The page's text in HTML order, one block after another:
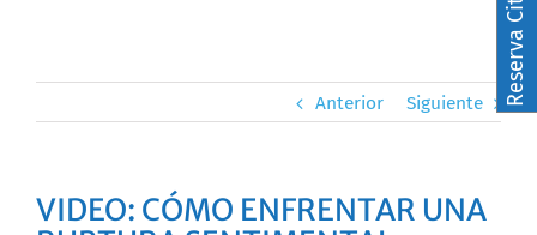
Anterior Siguiente
VIDEO: CÓMO ENFRENTAR UNA